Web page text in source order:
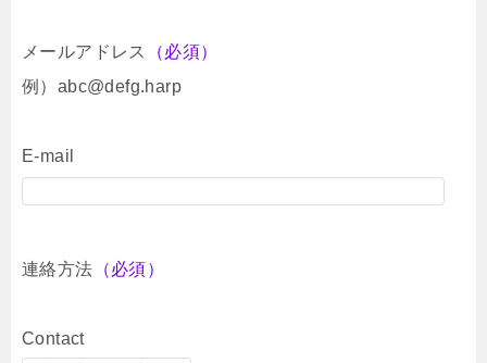
メールアドレス
（必須）
例）abc@defg.harp
E-mail
連絡方法 （必須）
Contact